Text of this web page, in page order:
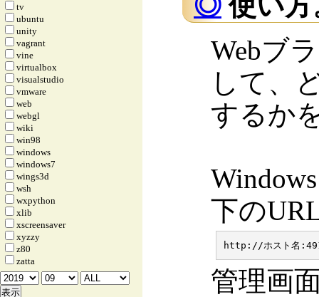
Webブ
して、
するか
下の
管理画
tv
ubuntu
unity
vagrant
vine
virtualbox
visualstudio
vmware
web
webgl
wiki
win98
windows
windows7
wings3d
wsh
wxpython
xlib
xscreensaver
xyzzy
z80
zatta